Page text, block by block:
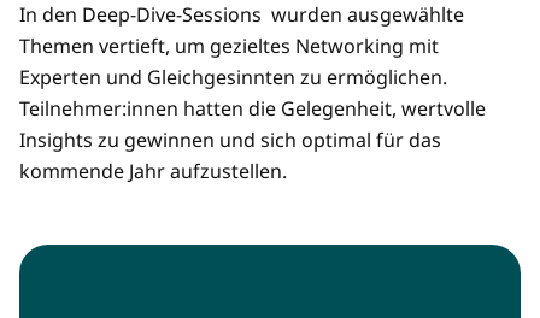
In den Deep-Dive-Sessions wurden ausgewählte
Themen vertieft, um gezieltes Networking mit
Experten und Gleichgesinnten zu ermöglichen.
Teilnehmer:innen hatten die Gelegenheit, wertvolle
Insights zu gewinnen und sich optimal für das
kommende Jahr aufzustellen.